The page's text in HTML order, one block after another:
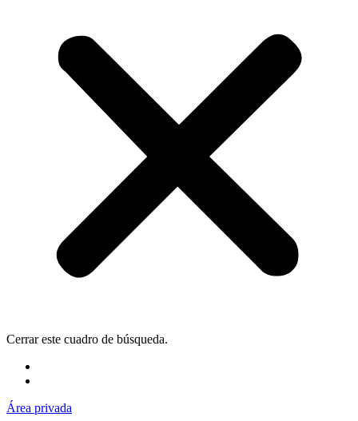
Cerrar este cuadro de búsqueda.
Área privada